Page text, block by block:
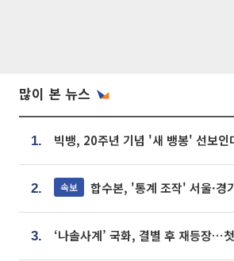
많이 본 뉴스
1.
2. 속보 합수본, '통계 조작' 서울·경기·충북 선관
3.